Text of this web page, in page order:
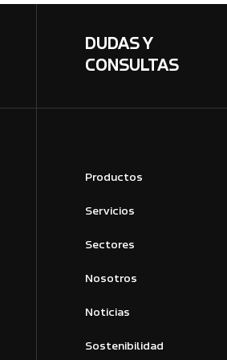
DUDAS Y
CONSULTAS
Productos
Servicios
Sectores
Nosotros
Noticias
Sostenibilidad